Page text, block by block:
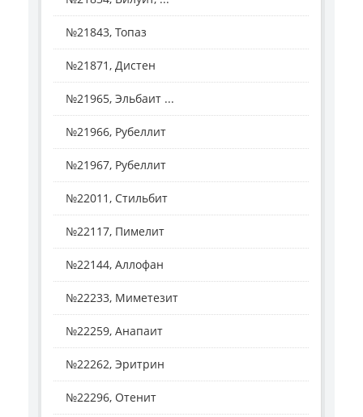
№21843, Топаз
№21871, Дистен
№21965, Эльбаит ...
№21966, Рубеллит
№21967, Рубеллит
№22011, Стильбит
№22117, Пимелит
№22144, Аллофан
№22233, Миметезит
№22259, Анапаит
№22262, Эритрин
№22296, Отенит